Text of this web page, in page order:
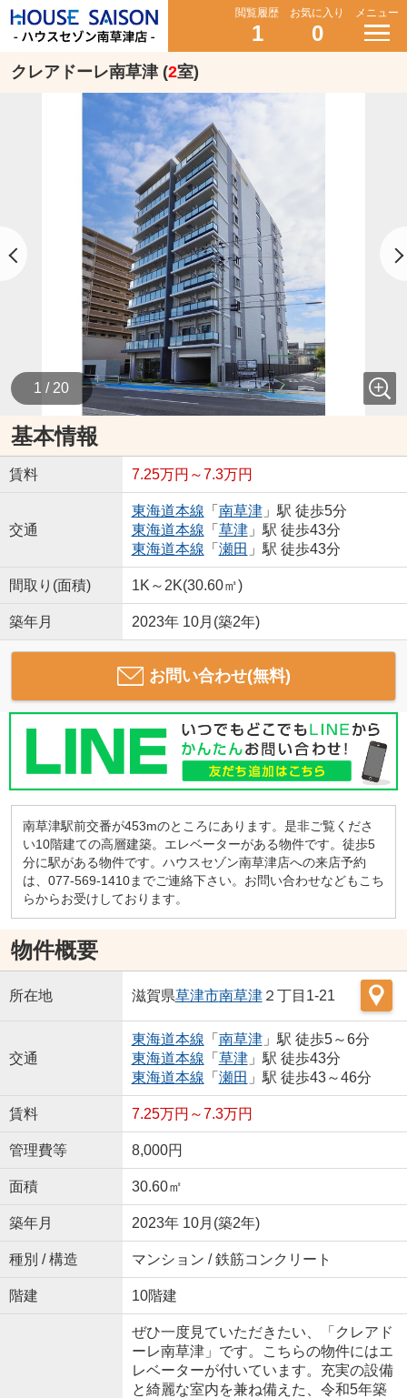
閲覧履歴
1
お気に入り
0
メニュー
クレアドーレ南草津 (2室)
1 / 20
基本情報
賃料 7.25万円～7.3万円
交通
東海道本線 「 南草津」駅 徒歩5分
東海道本線 「 草津」駅 徒歩43分
東海道本線 「 瀬田 」駅 徒歩43分
間取り(面積) 1K～2K(30.60㎡)
築年月 2023年 10月(築2年)
お問い合わせ(無料)
南草津駅前交番が453mのところにあります。是非ご覧くださ
い10階建ての高層建築。エレベーターがある物件です。徒歩5
分に駅がある物件です。ハウスセゾン南草津店への来店予約
は、077-569-1410までご連絡下さい。お問い合わせなどもこち
らからお受けしております。
物件概要
所在地 滋賀県草津市南草津２丁目1-21
交通
東海道本線 「 南草津」駅 徒歩5～6分
東海道本線 「 草津」駅 徒歩43分
東海道本線 「 瀬田 」駅 徒歩43～46分
賃料 7.25万円～7.3万円
管理費等 8,000円
面積 30.60㎡
築年月 2023年 10月(築2年)
種別 / 構造 マンション / 鉄筋コンクリート
階建 10階建
ぜひ一度見ていただきたい、「クレアド
ーレ南草津」です。こちらの物件にはエ
レベーターが付いています。充実の設備
と綺麗な室内を兼ね備えた、令和5年築